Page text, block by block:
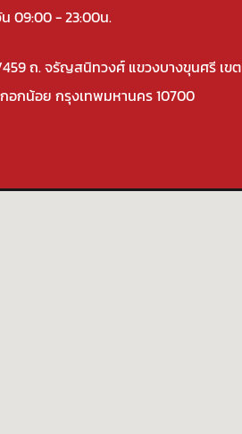
09:00 - 23:00น.
459 ถ. จรัญสนิทวงศ์ แขวงบางขุนศรี เขต
อกน้อย กรุงเทพมหานคร 10700